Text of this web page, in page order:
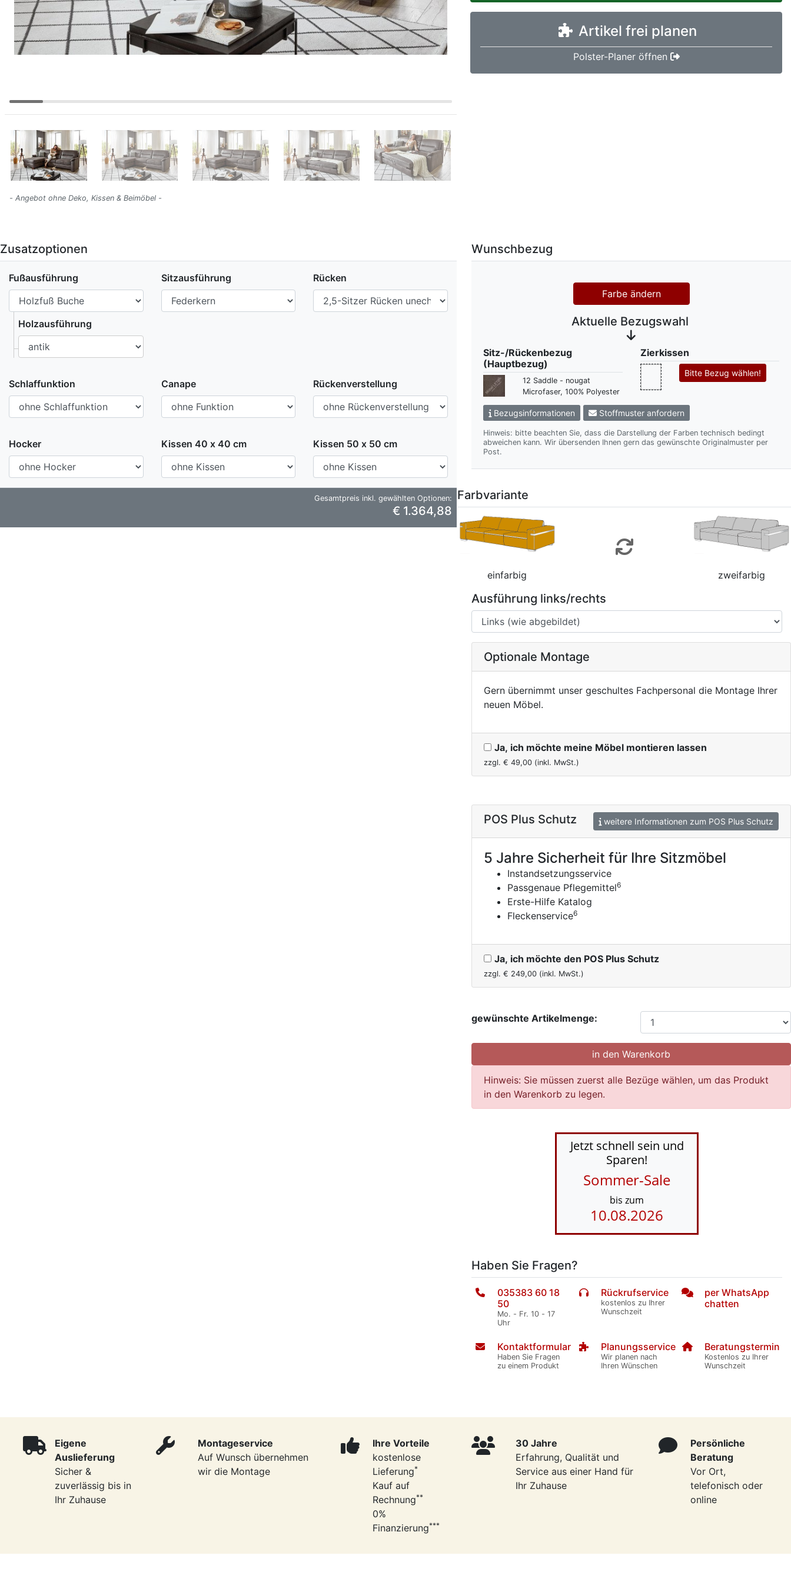
- Angebot ohne Deko, Kissen & Beimöbel -
Artikel frei planen
Polster-Planer öffnen
Zusatzoptionen
Fußausführung
Holzausführung
Sitzausführung Rücken
Schlaffunktion Canape Rückenverstellung
Hocker Kissen 40 x 40 cm Kissen 50 x 50 cm
Gesamtpreis inkl. gewählten Optionen:
€ 1.364,88
Wunschbezug
Farbe ändern
Aktuelle Bezugswahl
Sitz-/Rückenbezug
(Hauptbezug)
12 Saddle - nougat
Microfaser, 100% Polyester
Zierkissen
Bitte Bezug wählen!
Bezugsinformationen Stoffmuster anfordern
Hinweis: bitte beachten Sie, dass die Darstellung der Farben technisch bedingt
abweichen kann. Wir übersenden Ihnen gern das gewünschte Originalmuster per
Post.
Farbvariante
einfarbig zweifarbig
Ausführung links/rechts
Optionale Montage
Gern übernimmt unser geschultes Fachpersonal die Montage Ihrer
neuen Möbel.
Ja, ich möchte meine Möbel montieren lassen
zzgl. € 49,00 (inkl. MwSt.)
POS Plus Schutz weitere Informationen zum POS Plus Schutz
5 Jahre Sicherheit für Ihre Sitzmöbel
Instandsetzungsservice
Passgenaue Pflegemittel6
Erste-Hilfe Katalog
Fleckenservice6
Ja, ich möchte den POS Plus Schutz
zzgl. € 249,00 (inkl. MwSt.)
gewünschte Artikelmenge:
Hinweis: Sie müssen zuerst alle Bezüge wählen, um das Produkt
in den Warenkorb zu legen.
Jetzt schnell sein und
Sparen!
Sommer-Sale
bis zum
10.08.2026
Haben Sie Fragen?
035383 60 18
50
Mo. - Fr. 10 - 17
Uhr
Rückrufservice
kostenlos zu Ihrer
Wunschzeit
per WhatsApp
chatten
Kontaktformular
Haben Sie Fragen
zu einem Produkt
Planungsservice
Wir planen nach
Ihren Wünschen
Beratungstermin
Kostenlos zu Ihrer
Wunschzeit
Eigene
Auslieferung
Sicher &
zuverlässig bis in
Ihr Zuhause
Montageservice
Auf Wunsch übernehmen
wir die Montage
Ihre Vorteile
kostenlose
Lieferung*
Kauf auf
Rechnung**
0%
Finanzierung***
30 Jahre
Erfahrung, Qualität und
Service aus einer Hand für
Ihr Zuhause
Persönliche
Beratung
Vor Ort,
telefonisch oder
online